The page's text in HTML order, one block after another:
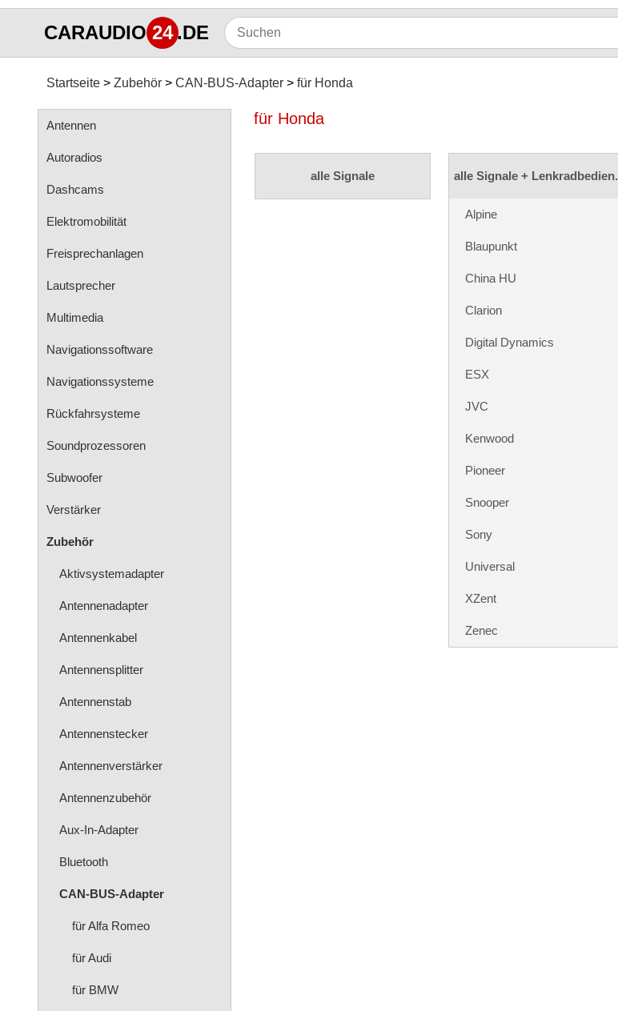
CARAUDIO 24.DE
Startseite Zubehör CAN-BUS-Adapter für Honda
Antennen
Autoradios
Dashcams
Elektromobilität
Freisprechanlagen
Lautsprecher
Multimedia
Navigationssoftware
Navigationssysteme
Rückfahrsysteme
Soundprozessoren
Subwoofer
Verstärker
Zubehör
Aktivsystemadapter
Antennenadapter
Antennenkabel
Antennensplitter
Antennenstab
Antennenstecker
Antennenverstärker
Antennenzubehör
Aux-In-Adapter
Bluetooth
CAN-BUS-Adapter
für Alfa Romeo
für Audi
für BMW
für Honda
alle Signale alle Signale + Lenkradbedien.
Alpine
Blaupunkt
China HU
Clarion
Digital Dynamics
ESX
JVC
Kenwood
Pioneer
Snooper
Sony
Universal
XZent
Zenec